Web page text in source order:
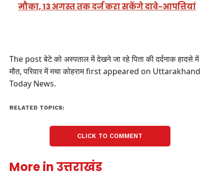
मौका, 13 अगस्त तक दर्ज करा सकेंगे दावे-आपत्तियां
The post बेटे को अस्पताल में देखने जा रहे पिता की दर्दनाक हादसे में
मौत, परिवार में मचा कोहराम first appeared on Uttarakhand
Today News.
RELATED TOPICS:
CLICK TO COMMENT
More in उत्तराखंड